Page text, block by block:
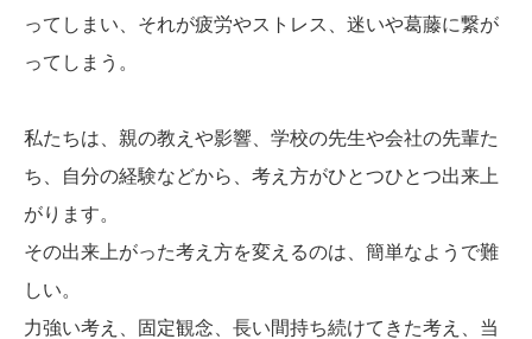
ってしまい、それが疲労やストレス、迷いや葛藤に繋が
ってしまう。
私たちは、親の教えや影響、学校の先生や会社の先輩た
ち、自分の経験などから、考え方がひとつひとつ出来上
がります。
その出来上がった考え方を変えるのは、簡単なようで難
しい。
力強い考え、固定観念、長い間持ち続けてきた考え、当